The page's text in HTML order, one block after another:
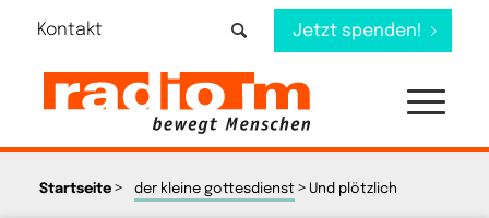
Kontakt Jetzt spenden!
Startseite> der kleine gottesdienst> Und plötzlich